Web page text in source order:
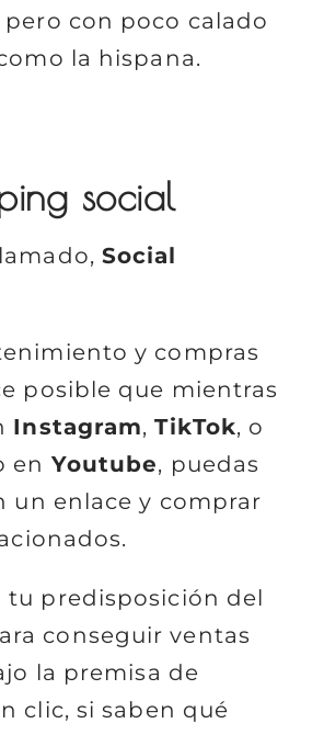
con poco calado
la hispana.
social
Social
y compras
posible que mientras
Instagram,TikTok, o
en Youtube, puedas
un enlace y comprar
tu predisposición del
conseguir ventas
la premisa de
clic, si saben qué